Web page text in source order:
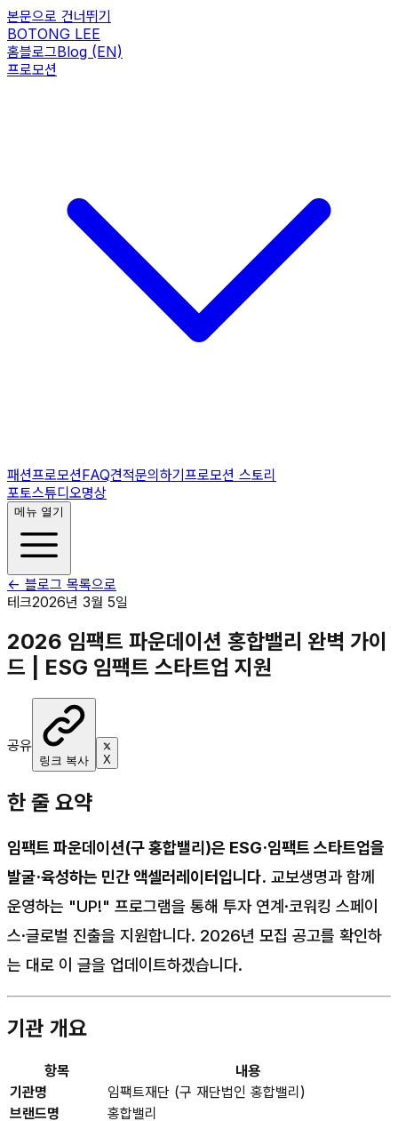
본문으로 건너뛰기
BOTONG LEE
홈블로그Blog (EN)
프로모션
패션프로모션FAQ견적문의하기프로모션 스토리
포토스튜디오명상
메뉴 열기
← 블로그 목록으로
테크2026년 3월 5일
2026 임팩트 파운데이션 홍합밸리 완벽 가이
드 | ESG 임팩트 스타트업 지원
공유
링크 복사 X
한 줄 요약
임팩트 파운데이션(구 홍합밸리)은 ESG·임팩트 스타트업을
발굴·육성하는 민간 액셀러레이터입니다. 교보생명과 함께
운영하는 "UP!" 프로그램을 통해 투자 연계·코워킹 스페이
스·글로벌 진출을 지원합니다. 2026년 모집 공고를 확인하
는 대로 이 글을 업데이트하겠습니다.
기관 개요
항목
내용
기관명
임팩트재단 (구 재단법인 홍합밸리)
브랜드명
홍합밸리